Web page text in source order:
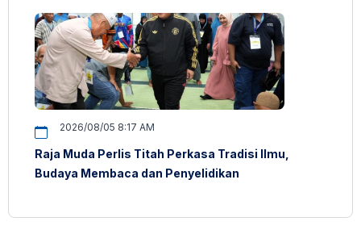
2026/08/05 8:17 AM
Raja Muda Perlis Titah Perkasa Tradisi Ilmu,
Budaya Membaca dan Penyelidikan